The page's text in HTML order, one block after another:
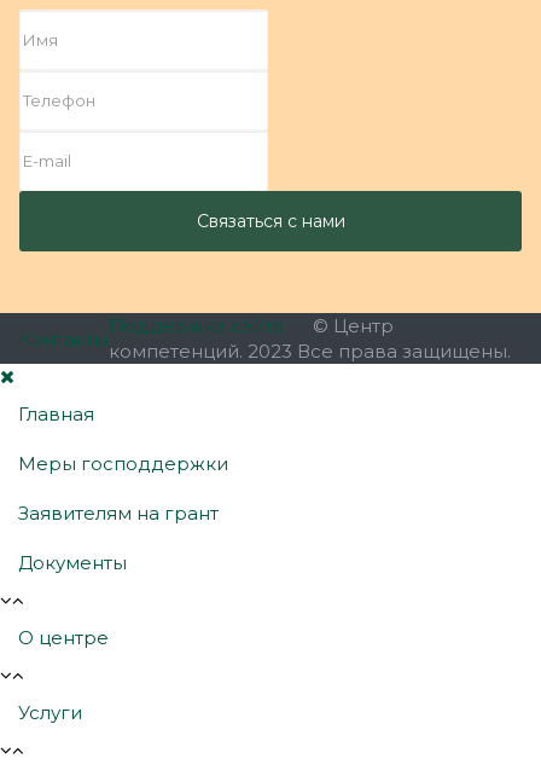
Поддержка сайта
© Центр
компетенций. 2023 Все права защищены.
Контакты
Главная
Меры господдержки
Заявителям на грант
Документы
О центре
Услуги